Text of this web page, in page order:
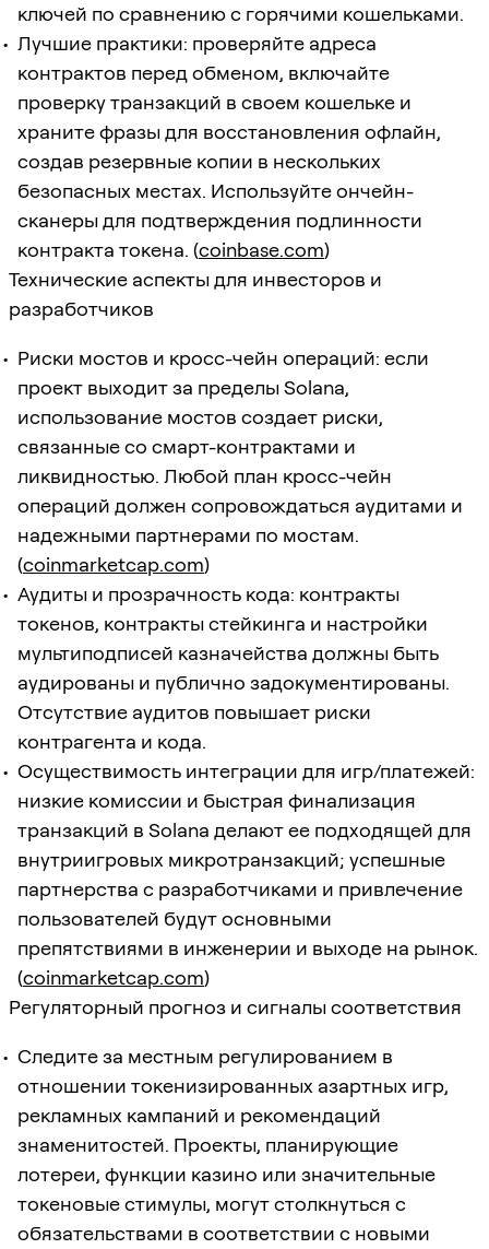
ключей по сравнению с горячими кошельками.
Лучшие практики: проверяйте адреса
контрактов перед обменом, включайте
проверку транзакций в своем кошельке и
храните фразы для восстановления офлайн,
создав резервные копии в нескольких
безопасных местах. Используйте ончейн-
сканеры для подтверждения подлинности
контракта токена. (coinbase.com)
Технические аспекты для инвесторов и
разработчиков
Риски мостов и кросс-чейн операций: если
проект выходит за пределы Solana,
использование мостов создает риски,
связанные со смарт-контрактами и
ликвидностью. Любой план кросс-чейн
операций должен сопровождаться аудитами и
надежными партнерами по мостам.
(coinmarketcap.com)
Аудиты и прозрачность кода: контракты
токенов, контракты стейкинга и настройки
мультиподписей казначейства должны быть
аудированы и публично задокументированы.
Отсутствие аудитов повышает риски
контрагента и кода.
Осуществимость интеграции для игр/платежей:
низкие комиссии и быстрая финализация
транзакций в Solana делают ее подходящей для
внутриигровых микротранзакций; успешные
партнерства с разработчиками и привлечение
пользователей будут основными
препятствиями в инженерии и выходе на рынок.
(coinmarketcap.com)
Регуляторный прогноз и сигналы соответствия
Следите за местным регулированием в
отношении токенизированных азартных игр,
рекламных кампаний и рекомендаций
знаменитостей. Проекты, планирующие
лотереи, функции казино или значительные
токеновые стимулы, могут столкнуться с
обязательствами в соответствии с новыми